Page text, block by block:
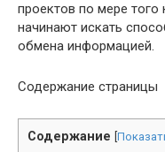
проектов по мере
начинают искать
обмена информацией.
Содержание страницы
Содержание